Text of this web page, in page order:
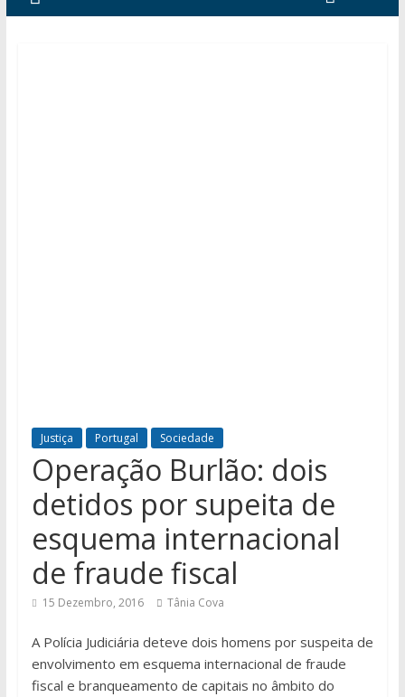
Justiça Portugal Sociedade
Operação Burlão: dois
detidos por supeita de
esquema internacional
de fraude fiscal
15 Dezembro, 2016 Tânia Cova
A Polícia Judiciária deteve dois homens por suspeita de
envolvimento em esquema internacional de fraude
fiscal e branqueamento de capitais no âmbito do